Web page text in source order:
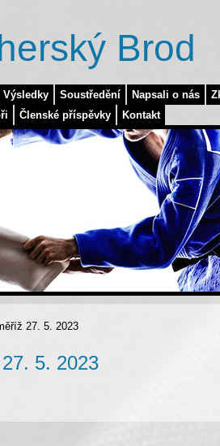
Výsledky Soustředění Napsali o nás
Členské příspěvky Kontakt
Brod
27. 5. 2023
5. 2023